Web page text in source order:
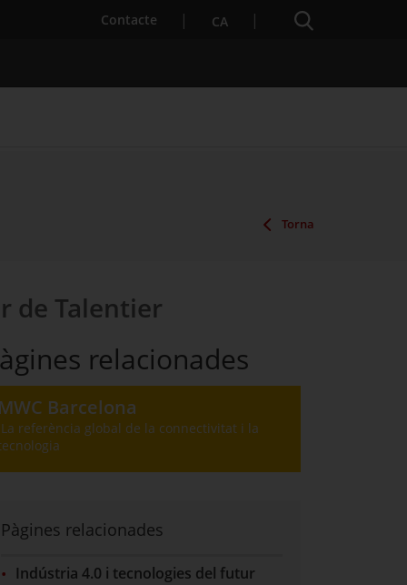
Contacte . Obre en una nova finestra.
CA Cercador
Torna
de Talentier
relacionades
MWC Barcelona
La referència global de la connectivitat i la
Pàgines relacionades
Indústria 4.0 i tecnologies del futur